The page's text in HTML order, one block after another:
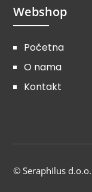
Webshop
Početna
O nama
Kontakt
© Seraphilus